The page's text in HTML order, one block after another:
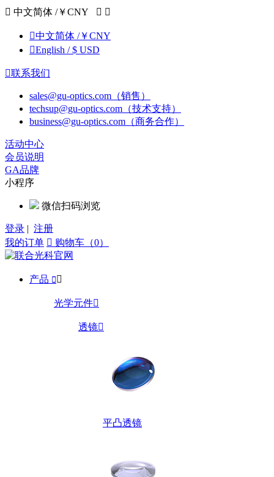
 中文简体 /￥CNY  
中文简体 /￥CNY
English / $ USD
联系我们
sales@gu-optics.com（销售）
techsup@gu-optics.com（技术支持）
business@gu-optics.com（商务合作）
活动中心
会员说明
GA品牌
小程序
微信扫码浏览
登录 | 注册
我的订单  购物车（0）
产品  
光学元件
透镜
平凸透镜